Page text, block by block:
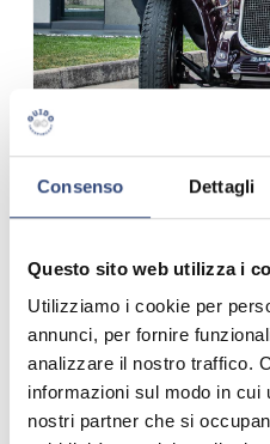
Consenso Dettagli
Questo sito web utilizza i
Utilizziamo i cookie per
annunci, per fornire
analizzare il nostro traffico.
informazioni sul modo in
nostri partner che si